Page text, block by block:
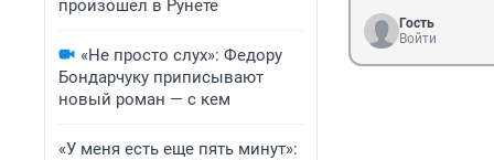
произошел в Рунете
«Не просто слух»: Федору
Бондарчуку приписывают
новый роман — с кем
«У меня есть еще пять минут»:
Гость
Войти